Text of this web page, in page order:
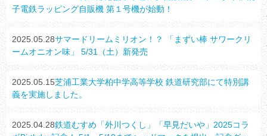
子電鉄ラッピング自販機 第１号機が始動！
2025.05.28サマードリームミリオン！？ 「まずい棒 サワークリ
ームオニオン味」 5/31（土）新発売
2025.05.15芝浦工業大学柏中学高等学校 鉄道研究部にて特別講
義を実施しました。
2025.04.28鉄道むすめ「外川つくし」「早見だいや」2025コラ